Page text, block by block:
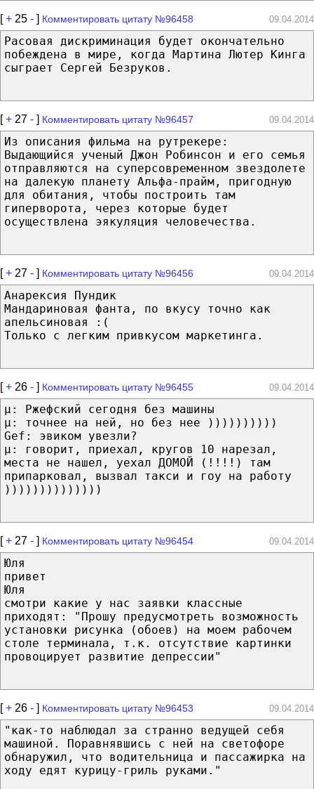
[+ 25 - ] Комментировать цитату №96458 09.04.2014
Расовая дискриминация будет окончательно
побеждена в мире, когда Мартина Лютер Кинга
сыграет Сергей Безруков.
[+ 27 - ] Комментировать цитату №96457 09.04.2014
Из описания фильма на рутрекере:
Выдающийся ученый Джон Робинсон и его семья
отправляются на суперсовременном звездолете
на далекую планету Альфа-прайм, пригодную
для обитания, чтобы построить там
гиперворота, через которые будет
осуществлена эякуляция человечества.
[+ 27 - ] Комментировать цитату №96456 09.04.2014
Анарексия Пундик
Мандариновая фанта, по вкусу точно как
апельсиновая :(
Только с легким привкусом маркетинга.
[+ 26 - ] Комментировать цитату №96455 09.04.2014
μ: Ржефский сегодня без машины
μ: точнее на ней, но без нее ))))))))))
Gef: эвиком увезли?
μ: говорит, приехал, кругов 10 нарезал,
места не нашел, уехал ДОМОЙ (!!!!) там
припарковал, вызвал такси и гоу на работу
))))))))))))))
[+ 27 - ] Комментировать цитату №96454 09.04.2014
Юля
привет
Юля
смотри какие у нас заявки классные
приходят: "Прошу предусмотреть возможность
установки рисунка (обоев) на моем рабочем
столе терминала, т.к. отсутствие картинки
провоцирует развитие депрессии"
[+ 26 - ] Комментировать цитату №96453 09.04.2014
"как-то наблюдал за странно ведущей себя
машиной. Поравнявшись с ней на светофоре
обнаружил, что водительница и пассажирка на
ходу едят курицу-гриль руками."